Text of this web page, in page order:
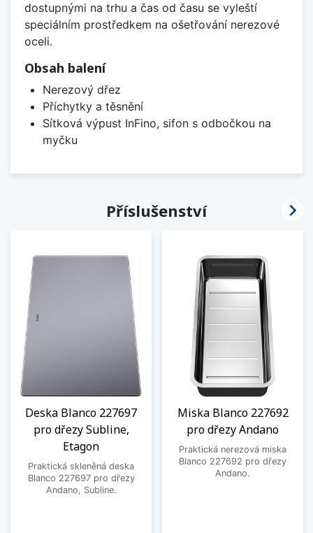
dostupnými na trhu a čas od času se vyleští
speciálním prostředkem na ošetřování nerezové
oceli.
Obsah balení
Nerezový dřez
Příchytky a těsnění
Sítková výpust InFino, sifon s odbočkou na
myčku
Příslušenství
Deska Blanco 227697
pro dřezy Subline,
Etagon
Praktická skleněná deska
Blanco 227697 pro dřezy
Andano, Subline.
Miska Blanco 227692
pro dřezy Andano
Praktická nerezová miska
Blanco 227692 pro dřezy
Andano.
